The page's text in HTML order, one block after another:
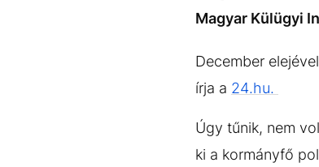
Médiaajánlat
Magyar Külügyi
December
írja a 24.hu.
Úgy tűnik, nem
ki a kormányfő